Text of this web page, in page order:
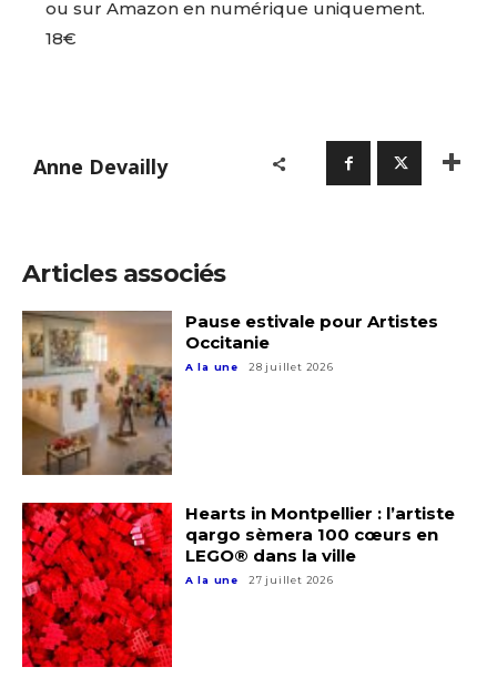
ou sur Amazon en numérique uniquement.
18€
Anne Devailly
Articles associés
Pause estivale pour Artistes
Occitanie
A la une 28 juillet 2026
Hearts in Montpellier : l’artiste
qargo sèmera 100 cœurs en
LEGO® dans la ville
A la une 27 juillet 2026